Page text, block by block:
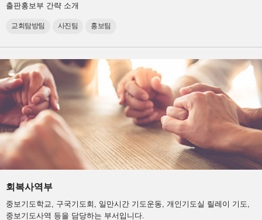
출판홍보부 간략 소개
교회탐방팀 사진팀 홍보팀
회복사역부
중보기도학교, 구국기도회, 일만시간 기도운동, 개인기도실 릴레이 기도,
중보기도사역 등을 담당하는 부서입니다.